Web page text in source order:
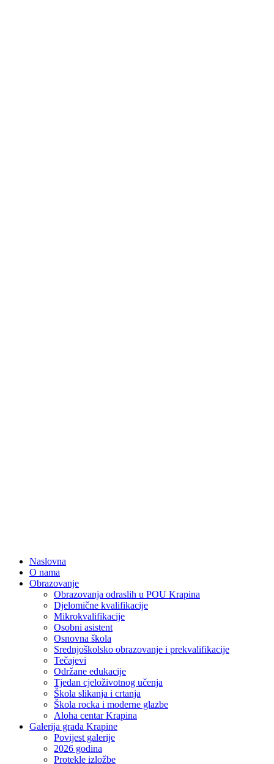
Naslovna
O nama
Obrazovanje
Obrazovanja odraslih u POU Krapina
Djelomične kvalifikacije
Mikrokvalifikacije
Osobni asistent
Osnovna škola
Srednjoškolsko obrazovanje i prekvalifikacije
Tečajevi
Održane edukacije
Tjedan cjeloživotnog učenja
Škola slikanja i crtanja
Škola rocka i moderne glazbe
Aloha centar Krapina
Galerija grada Krapine
Povijest galerije
2026 godina
Protekle izložbe